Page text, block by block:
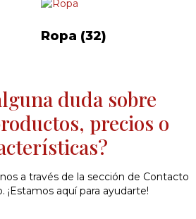
Ropa (32)
duda sobre
precios o
a través de la sección de Contacto
¡Estamos aquí para ayudarte!